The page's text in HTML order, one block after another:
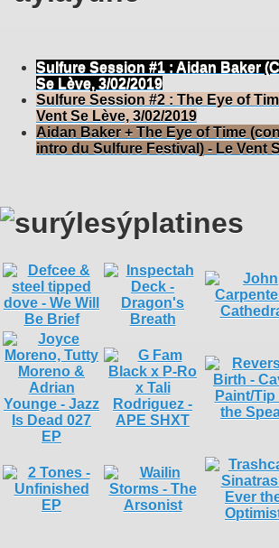
Sulfure Session #1 : Aidan Baker
Se Lève, 3/02/2019
Sulfure Session #2 : The Eye of
Vent Se Lève, 3/02/2019
Aidan Baker + The Eye of Time
intro du Sulfure Festival) - Le Vent